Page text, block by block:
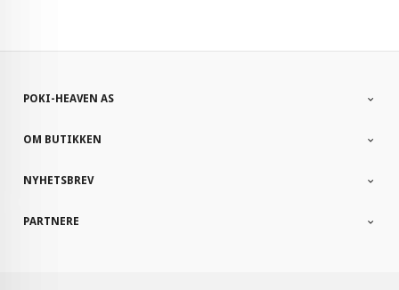
POKI-HEAVEN AS
OM BUTIKKEN
NYHETSBREV
PARTNERE